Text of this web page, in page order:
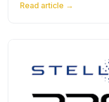
Read article →